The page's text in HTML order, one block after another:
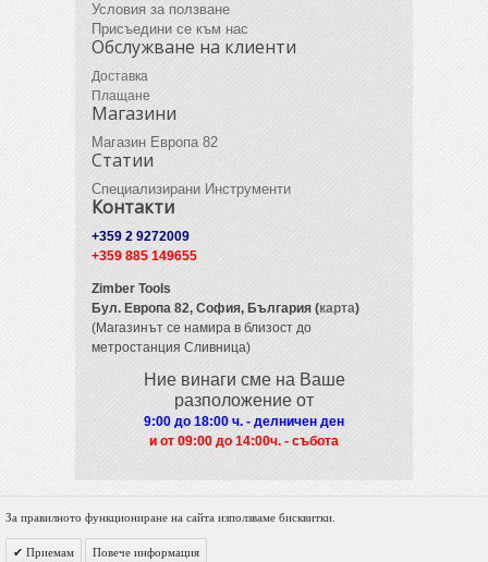
Условия за ползване
Присъедини се към нас
Обслужване на клиенти
Доставка
Плащане
Магазини
Магазин Европа 82
Статии
Специализирани Инструменти
Контакти
+359 2 9272009
+359 885 149655
Zimber Tools
Бул. Европа 82, София, България (карта)
(Магазинът се намира в близост до
метростанция Сливница)
Ние винаги сме на Ваше
разположение от
9:00 до 18:00 ч. - делничен ден
и от 09:00 до 14:00ч. - събота
© 2012 Zimber Tools. All Rights Reserved.
За правилното функциониране на сайта използваме бисквитки.
Приемам Повече информация